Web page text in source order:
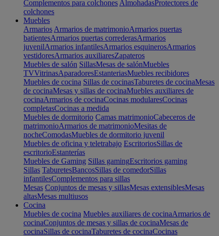
Complementos para colchones AlmohadasProtectores de
colchones
Muebles
Armarios Armarios de matrimonioArmarios puertas
batientesArmarios puertas correderasArmarios
juvenilArmarios infantilesArmarios esquinerosArmarios
vestidoresArmarios auxiliaresZapateros
Muebles de salón SillasMesas de salónMuebles
TVVitrinasAparadoresEstanteriasMuebles recibidores
Muebles de cocina Sillas de cocinasTaburetes de cocinaMesas
de cocinaMesas y sillas de cocinaMuebles auxiliares de
cocinaArmarios de cocinaCocinas modularesCocinas
completasCocinas a medida
Muebles de dormitorio Camas matrimonioCabeceros de
matrimonioArmarios de matrimonioMesitas de
nocheComodasMuebles de dormitorio juvenil
Muebles de oficina y teletrabajo EscritoriosSillas de
escritorioEstanterías
Muebles de Gaming Sillas gamingEscritorios gaming
Sillas TaburetesBancosSillas de comedorSillas
infantilesComplementos para sillas
Mesas Conjuntos de mesas y sillasMesas extensiblesMesas
altasMesas multiusos
Cocina
Muebles de cocina Muebles auxiliares de cocinaArmarios de
cocinaConjuntos de mesas y sillas de cocinaMesas de
cocinaSillas de cocinaTaburetes de cocinaCocinas